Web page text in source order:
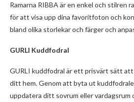
Ramarna RIBBA är en enkel och stilren
för att visa upp dina favoritfoton och
bland olika storlekar och färger och
GURLI Kuddfodral
GURLI kuddfodral är ett prisvärt sätt
ditt hem. Genom att byta ut
uppdatera ditt sovrum eller vardagsrum